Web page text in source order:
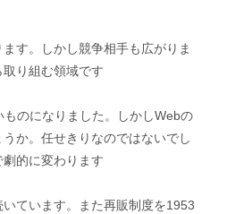
す。しかし競争相手も広がりま
り組む領域です
のになりました。しかしWebの
か。任せきりなのではないでし
劇的に変わります
ています。また再販制度を1953